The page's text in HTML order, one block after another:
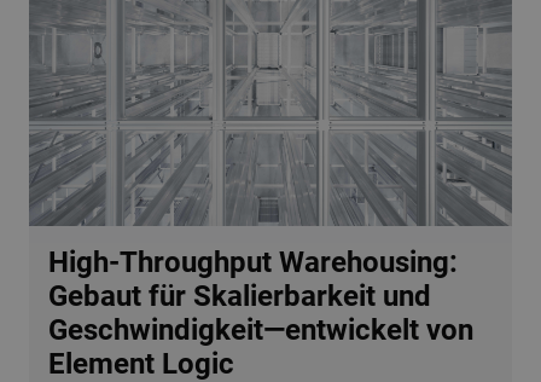
High-Throughput Warehousing:
Gebaut für Skalierbarkeit und
Geschwindigkeit—entwickelt von
Element Logic